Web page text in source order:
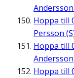
Hoppa till
Persson
Hoppa till
Hoppa till